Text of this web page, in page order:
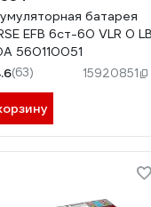
батарея
EFB 6ст-60 VLR 0 LB
560110051
(63) 15920851